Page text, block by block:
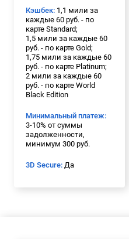
Кэшбек: 1,1 мили за
каждые 60 руб. - по
карте Standard;
1,5 мили за каждые 60
руб. - по карте Gold;
1,75 мили за каждые 60
руб. - по карте Platinum;
2 мили за каждые 60
руб. - по карте World
Black Edition
Минимальный платеж:
3-10% от суммы
задолженности,
минимум 300 руб.
3D Secure: Да